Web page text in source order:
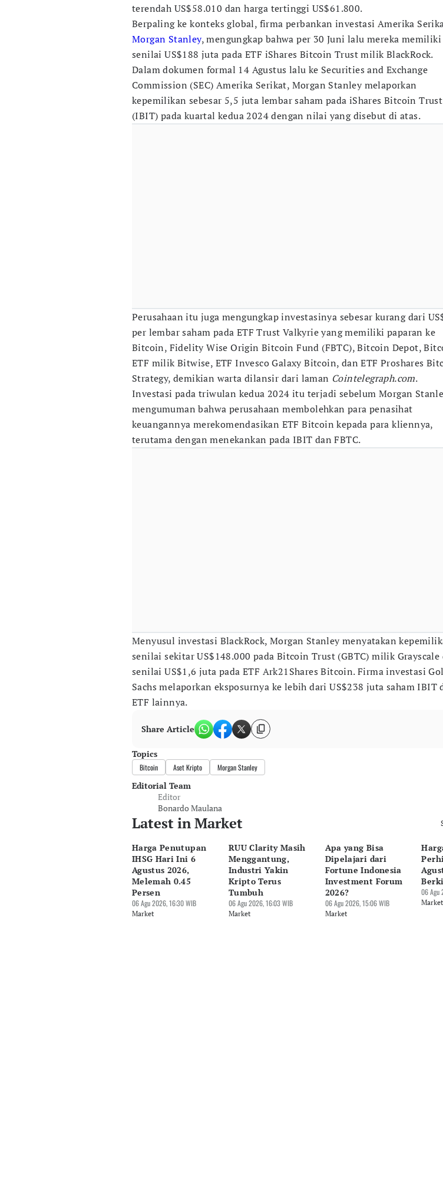
terendah US$58.010 dan harga tertinggi US$61.800.
Berpaling ke konteks global, firma perbankan investasi Amerika
Morgan Stanley, mengungkap bahwa per 30 Juni lalu mereka
senilai US$188 juta pada ETF iShares Bitcoin Trust milik BlackRock.
Dalam dokumen formal 14 Agustus lalu ke Securities and Exchange
Commission (SEC) Amerika Serikat, Morgan Stanley melaporkan
kepemilikan sebesar 5,5 juta lembar saham pada iShares Bitcoin Trust
(IBIT) pada kuartal kedua 2024 dengan nilai yang disebut di atas.
Perusahaan itu juga mengungkap investasinya sebesar kurang dari
per lembar saham pada ETF Trust Valkyrie yang memiliki paparan ke
Bitcoin, Fidelity Wise Origin Bitcoin Fund (FBTC), Bitcoin Depot,
ETF milik Bitwise, ETF Invesco Galaxy Bitcoin, dan ETF Proshares
Strategy, demikian warta dilansir dari laman Cointelegraph.com.
Investasi pada triwulan kedua 2024 itu terjadi sebelum Morgan
mengumuman bahwa perusahaan membolehkan para penasihat
keuangannya merekomendasikan ETF Bitcoin kepada para kliennya,
terutama dengan menekankan pada IBIT dan FBTC.
Menyusul investasi BlackRock, Morgan Stanley menyatakan
senilai sekitar US$148.000 pada Bitcoin Trust (GBTC) milik Grayscale
senilai US$1,6 juta pada ETF Ark21Shares Bitcoin. Firma investasi
Sachs melaporkan eksposurnya ke lebih dari US$238 juta saham IBIT
ETF lainnya.
Share Article
Topics
Bitcoin Aset Kripto Morgan Stanley
Editorial Team
Editor
Bonardo Maulana
Latest in Market
Harga Penutupan
IHSG Hari Ini 6
Agustus 2026,
Melemah 0.45
Persen
06 Agu 2026, 16:30 WIB
Market
RUU Clarity Masih
Menggantung,
Industri Yakin
Kripto Terus
Tumbuh
06 Agu 2026, 16:03 WIB
Market
Apa yang Bisa
Dipelajari dari
Fortune Indonesia
Investment Forum
2026?
06 Agu 2026, 15:06 WIB
Market
06 Agu
Market